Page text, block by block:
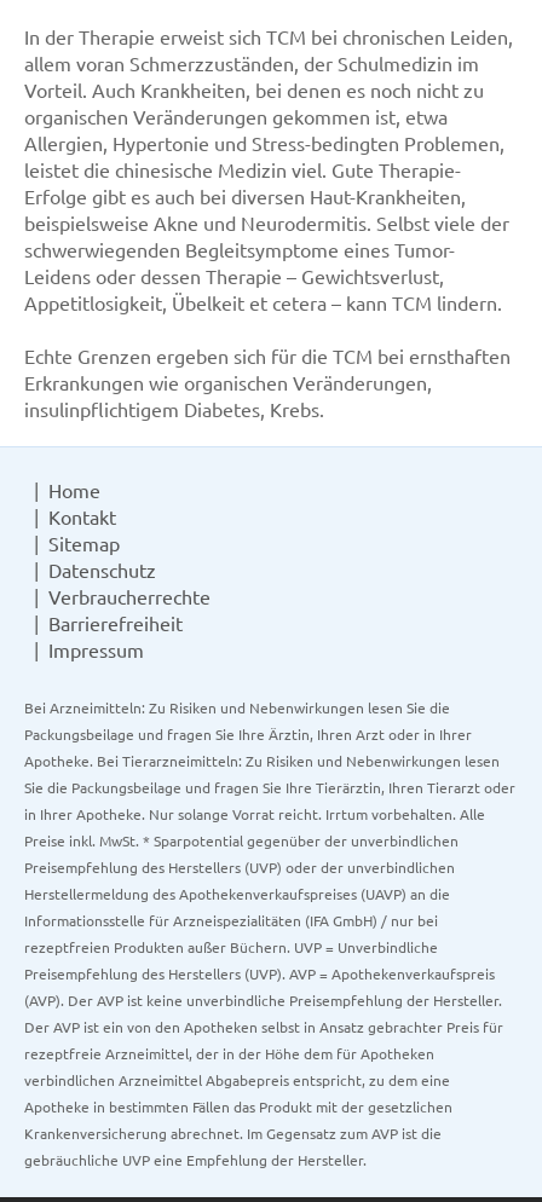
In der Therapie erweist sich TCM bei chronischen Leiden,
allem voran Schmerzzuständen, der Schulmedizin im
Vorteil. Auch Krankheiten, bei denen es noch nicht zu
organischen Veränderungen gekommen ist, etwa
Allergien, Hypertonie und Stress-bedingten Problemen,
leistet die chinesische Medizin viel. Gute Therapie-
Erfolge gibt es auch bei diversen Haut-Krankheiten,
beispielsweise Akne und Neurodermitis. Selbst viele der
schwerwiegenden Begleitsymptome eines Tumor-
Leidens oder dessen Therapie – Gewichtsverlust,
Appetitlosigkeit, Übelkeit et cetera – kann TCM lindern.
Echte Grenzen ergeben sich für die TCM bei ernsthaften
Erkrankungen wie organischen Veränderungen,
insulinpflichtigem Diabetes, Krebs.
Home
Kontakt
Sitemap
Datenschutz
Verbraucherrechte
Barrierefreiheit
Impressum
Bei Arzneimitteln: Zu Risiken und Nebenwirkungen lesen Sie die
Packungsbeilage und fragen Sie Ihre Ärztin, Ihren Arzt oder in Ihrer
Apotheke. Bei Tierarzneimitteln: Zu Risiken und Nebenwirkungen lesen
Sie die Packungsbeilage und fragen Sie Ihre Tierärztin, Ihren Tierarzt oder
in Ihrer Apotheke. Nur solange Vorrat reicht. Irrtum vorbehalten. Alle
Preise inkl. MwSt. * Sparpotential gegenüber der unverbindlichen
Preisempfehlung des Herstellers (UVP) oder der unverbindlichen
Herstellermeldung des Apothekenverkaufspreises (UAVP) an die
Informationsstelle für Arzneispezialitäten (IFA GmbH) / nur bei
rezeptfreien Produkten außer Büchern. UVP = Unverbindliche
Preisempfehlung des Herstellers (UVP). AVP = Apothekenverkaufspreis
(AVP). Der AVP ist keine unverbindliche Preisempfehlung der Hersteller.
Der AVP ist ein von den Apotheken selbst in Ansatz gebrachter Preis für
rezeptfreie Arzneimittel, der in der Höhe dem für Apotheken
verbindlichen Arzneimittel Abgabepreis entspricht, zu dem eine
Apotheke in bestimmten Fällen das Produkt mit der gesetzlichen
Krankenversicherung abrechnet. Im Gegensatz zum AVP ist die
gebräuchliche UVP eine Empfehlung der Hersteller.